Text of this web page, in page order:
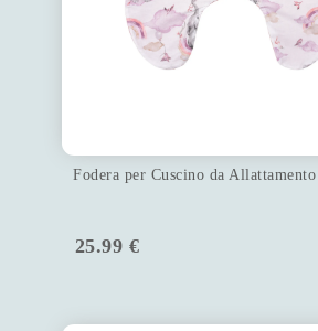
Fodera per Cuscino da
25.99 €